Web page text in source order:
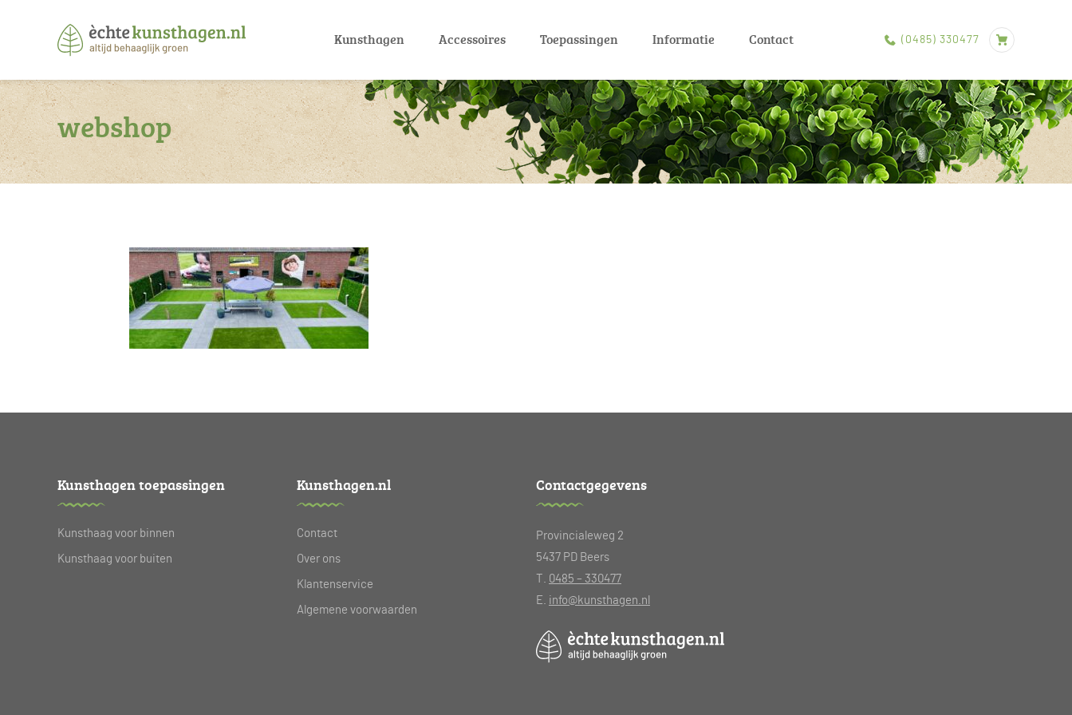
Kunsthagen Accessoires Toepassingen Informatie Contact (0485) 330477
webshop
Kunsthagen toepassingen
Kunsthaag voor binnen
Kunsthaag voor buiten
Kunsthagen.nl
Contact
Over ons
Klantenservice
Algemene voorwaarden
Contactgegevens
Provincialeweg 2
5437 PD Beers
T. 0485 – 330477
E. info@kunsthagen.nl